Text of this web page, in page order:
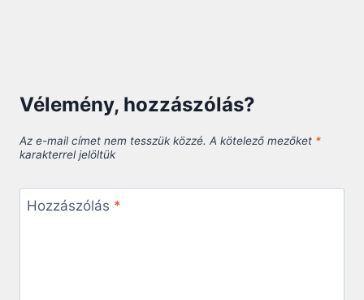
Vélemény, hozzászólás?
Az e-mail címet nem tesszük közzé. A kötelező mezőket *
karakterrel jelöltük
Hozzászólás *